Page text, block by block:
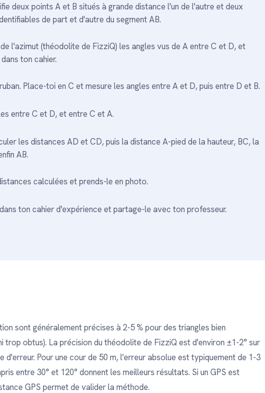
deux points A et B situés à grande distance l'un de l'autre et deux
de part et d'autre du segment AB.
l'azimut (théodolite de FizziQ) les angles vus de A entre C et D, et
ton cahier.
Place-toi en C et mesure les angles entre A et D, puis entre D et B.
entre C et D, et entre C et A.
les distances AD et CD, puis la distance A-pied de la hauteur, BC, la
AB.
calculées et prends-le en photo.
ton cahier d'expérience et partage-le avec ton professeur.
sont généralement précises à 2-5 % pour des triangles bien
trop obtus). La précision du théodolite de FizziQ est d'environ ±1-2° sur
d'erreur. Pour une cour de 50 m, l'erreur absolue est typiquement de 1-3
entre 30° et 120° donnent les meilleurs résultats. Si un GPS est
GPS permet de valider la méthode.